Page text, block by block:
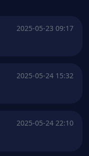
2025-05-23 09:17
2025-05-24 15:32
2025-05-24 22:10